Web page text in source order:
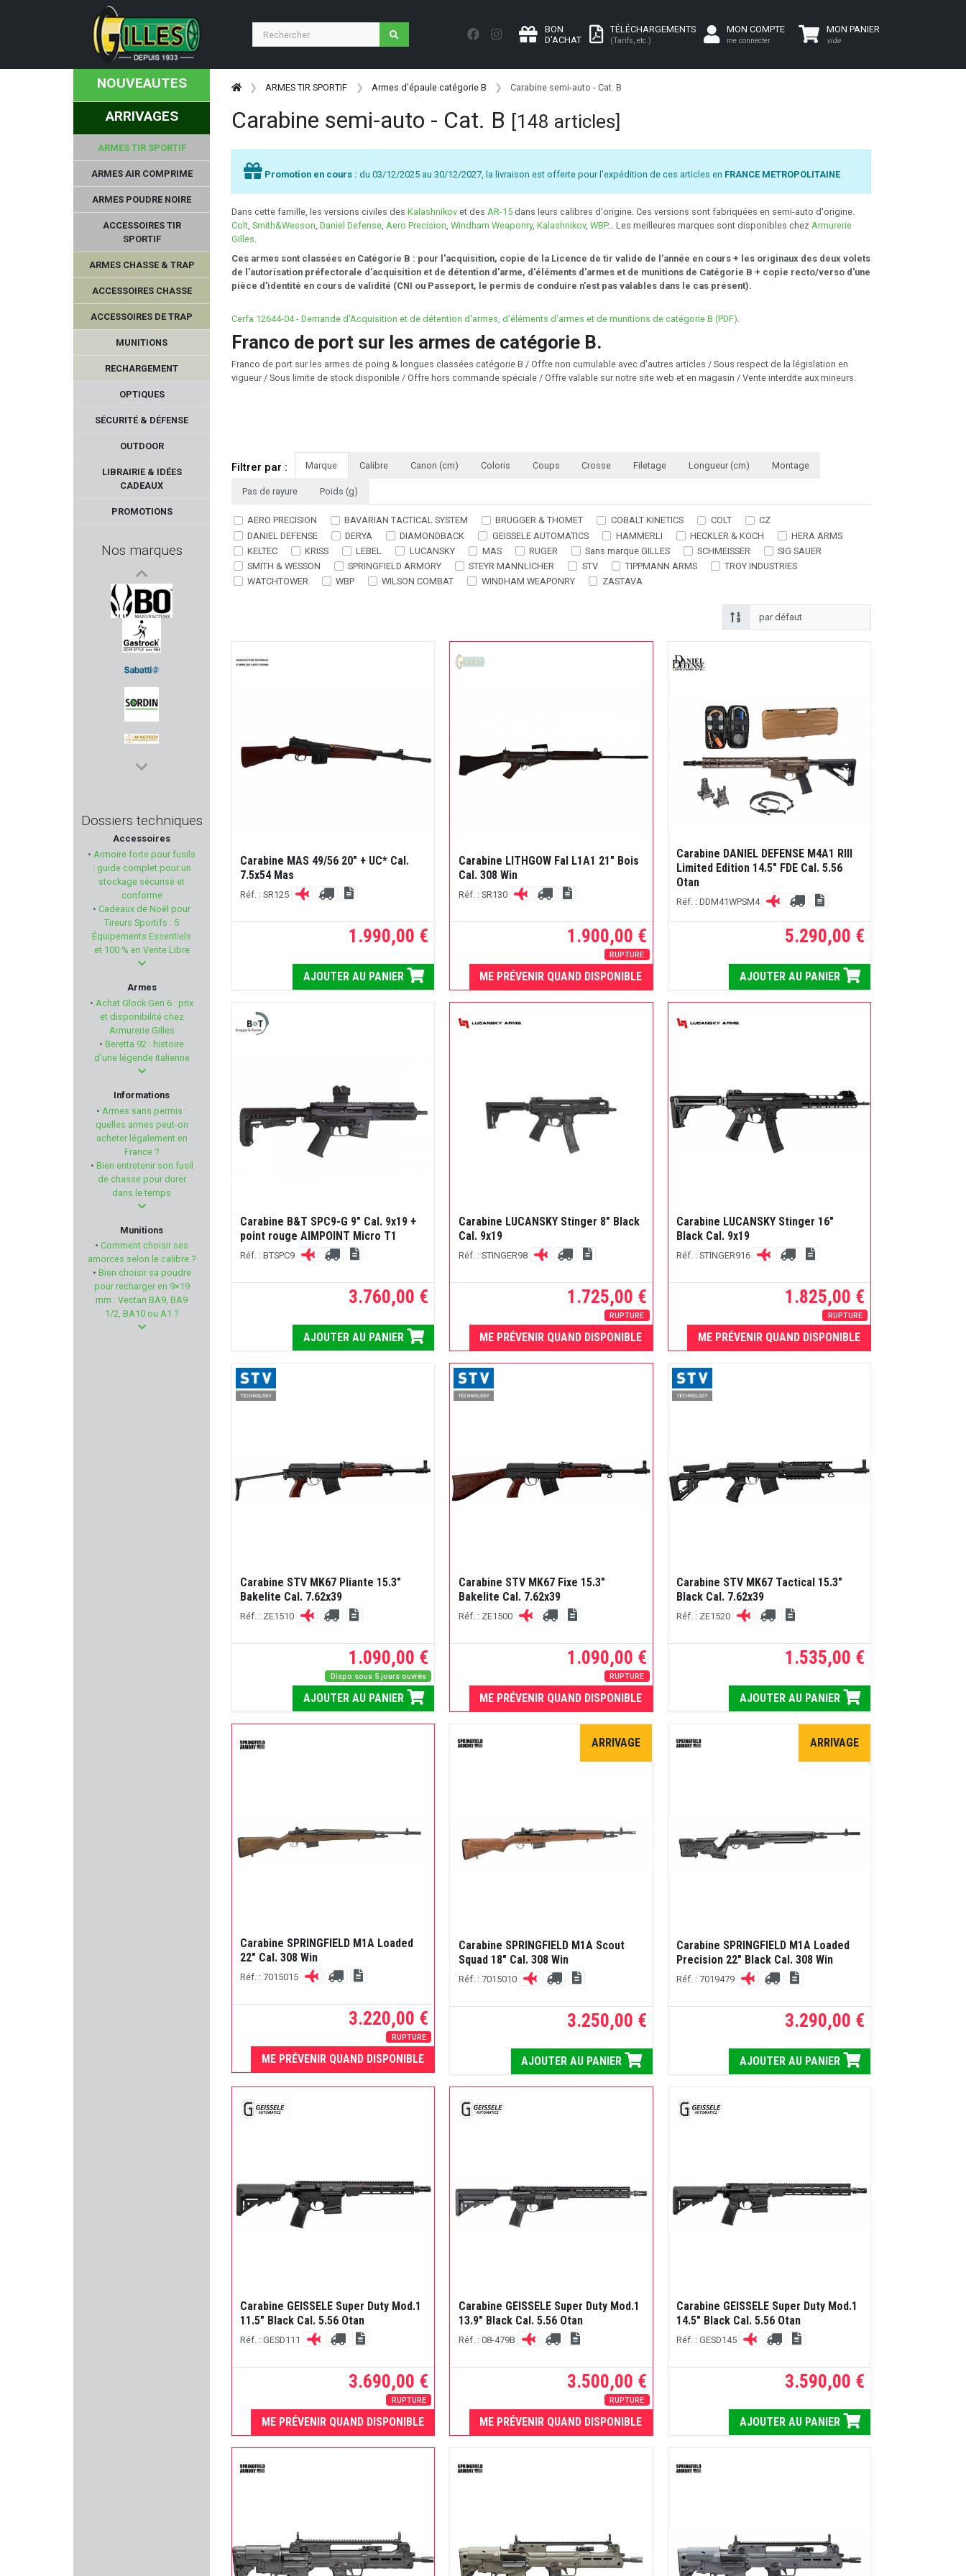
BON
D'ACHAT
TÉLÉCHARGEMENTS
(Tarifs, etc.)
MON COMPTE
me connecter
MON PANIER
vide
NOUVEAUTES
ARRIVAGES
ARMES TIR SPORTIF
ARMES AIR COMPRIME
ARMES POUDRE NOIRE
ACCESSOIRES TIR
SPORTIF
ARMES CHASSE & TRAP
ACCESSOIRES CHASSE
ACCESSOIRES DE TRAP
MUNITIONS
RECHARGEMENT
OPTIQUES
SÉCURITÉ & DÉFENSE
OUTDOOR
LIBRAIRIE & IDÉES
CADEAUX
PROMOTIONS
Nos marques
DUPLEKS
STACCATO
AUDERE
BILSOM TECHNOLOGY
BO MANUFACTURE
GASTROCK
SABATTI
MSA SORDIN
MAGTECH
DILLON PRECISION
LUCANSKY
TRIJICON
WHEELER
STILCRIN
KJI
HOGUE
FOSSARI
TICK TWISTER
BORESNAKE
DAVIDE PEDERSOLI & C.
STRASSER
Dossiers techniques
Accessoires
• Armoire forte pour fusils
: guide complet pour un
stockage sécurisé et
conforme
• Cadeaux de Noël pour
Tireurs Sportifs : 5
Équipements Essentiels
et 100 % en Vente Libre
Armes
• Achat Glock Gen 6 : prix
et disponibilité chez
Armurerie Gilles
• Beretta 92 : histoire
d'une légende italienne
Informations
• Armes sans permis :
quelles armes peut-on
acheter légalement en
France ?
• Bien entretenir son fusil
de chasse pour durer
dans le temps
Munitions
• Comment choisir ses
amorces selon le calibre ?
• Bien choisir sa poudre
pour recharger en 9×19
mm : Vectan BA9, BA9
1/2, BA10 ou A1 ?
ARMES TIR SPORTIF Armes d'épaule catégorie B Carabine semi-auto - Cat. B
Carabine semi-auto - Cat. B [148 articles]
Promotion en cours : du 03/12/2025 au 30/12/2027, la livraison est offerte pour l'expédition de ces articles en FRANCE METROPOLITAINE
Dans cette famille, les versions civiles des Kalashnikov et des AR-15 dans leurs calibres d'origine. Ces versions sont fabriquées en semi-auto d'origine.
Colt Smith&Wesson Daniel Defense Aero Precision Windham Weaponry, Kalashnikov, WBP... Les meilleures marques sont disponibles chez Armurerie
Gilles
Ces armes sont classées en Catégorie B : pour l'acquisition, copie de la Licence de tir valide de l'année en cours + les originaux des deux volets
de l'autorisation préfectorale d'acquisition et de détention d'arme, d'éléments d'armes et de munitions de Catégorie B + copie recto/verso d'une
pièce d'identité en cours de validité (CNI ou Passeport, le permis de conduire n'est pas valables dans le cas présent).
Cerfa 12644-04 - Demande d'Acquisition et de détention d'armes, d'éléments d'armes et de munitions de catégorie B (PDF)
Franco de port sur les armes de catégorie B.
Franco de port sur les armes de poing & longues classées catégorie B / Offre non cumulable avec d'autres articles / Sous respect de la législation en
vigueur / Sous limite de stock disponible / Offre hors commande spéciale / Offre valable sur notre site web et en magasin / Vente interdite aux mineurs.
Filtrer par : Marque Calibre Canon (cm) Coloris Coups Crosse Filetage Longueur (cm) Montage
Pas de rayure Poids (g)
AERO PRECISION BAVARIAN TACTICAL SYSTEM BRUGGER & THOMET COBALT KINETICS COLT
CZ
DANIEL DEFENSE
DERYA DIAMONDBACK GEISSELE AUTOMATICS HAMMERLI HECKLER & KOCH
HERA ARMS
KELTEC
KRISS LEBEL LUCANSKY MAS RUGER Sans marque GILLES SCHMEISSER
SIG SAUER
SMITH & WESSON
SPRINGFIELD ARMORY STEYR MANNLICHER STV TIPPMANN ARMS
TROY INDUSTRIES
WATCHTOWER
WBP WILSON COMBAT WINDHAM WEAPONRY ZASTAVA
Carabine MAS 49/56 20" + UC* Cal.
7.5x54 Mas
Réf. : SR125
1.990,00 €
AJOUTER AU PANIER
Carabine LITHGOW Fal L1A1 21" Bois
Cal. 308 Win
Réf. : SR130
1.900,00 €
RUPTURE
ME PRÉVENIR QUAND DISPONIBLE
Carabine DANIEL DEFENSE M4A1 RIII
Limited Edition 14.5" FDE Cal. 5.56
Otan
Réf. : DDM41WPSM4
5.290,00 €
AJOUTER AU PANIER
Carabine B&T SPC9-G 9" Cal. 9x19 +
point rouge AIMPOINT Micro T1
Réf. : BTSPC9
3.760,00 €
AJOUTER AU PANIER
Carabine LUCANSKY Stinger 8" Black
Cal. 9x19
Réf. : STINGER98
1.725,00 €
RUPTURE
ME PRÉVENIR QUAND DISPONIBLE
Carabine LUCANSKY Stinger 16"
Black Cal. 9x19
Réf. : STINGER916
1.825,00 €
RUPTURE
ME PRÉVENIR QUAND DISPONIBLE
Carabine STV MK67 Pliante 15.3"
Bakelite Cal. 7.62x39
Réf. : ZE1510
1.090,00 €
Dispo sous 5 jours ouvrés
AJOUTER AU PANIER
Carabine STV MK67 Fixe 15.3"
Bakelite Cal. 7.62x39
Réf. : ZE1500
1.090,00 €
RUPTURE
ME PRÉVENIR QUAND DISPONIBLE
Carabine STV MK67 Tactical 15.3"
Black Cal. 7.62x39
Réf. : ZE1520
1.535,00 €
AJOUTER AU PANIER
Carabine SPRINGFIELD M1A Loaded
22" Cal. 308 Win
Réf. : 7015015
3.220,00 €
RUPTURE
ME PRÉVENIR QUAND DISPONIBLE
ARRIVAGE
Carabine SPRINGFIELD M1A Scout
Squad 18" Cal. 308 Win
Réf. : 7015010
3.250,00 €
AJOUTER AU PANIER
ARRIVAGE
Carabine SPRINGFIELD M1A Loaded
Precision 22" Black Cal. 308 Win
Réf. : 7019479
3.290,00 €
AJOUTER AU PANIER
Carabine GEISSELE Super Duty Mod.1
11.5" Black Cal. 5.56 Otan
Réf. : GESD111
3.690,00 €
RUPTURE
ME PRÉVENIR QUAND DISPONIBLE
Carabine GEISSELE Super Duty Mod.1
13.9" Black Cal. 5.56 Otan
Réf. : 08-479B
3.500,00 €
RUPTURE
ME PRÉVENIR QUAND DISPONIBLE
Carabine GEISSELE Super Duty Mod.1
14.5" Black Cal. 5.56 Otan
Réf. : GESD145
3.590,00 €
AJOUTER AU PANIER